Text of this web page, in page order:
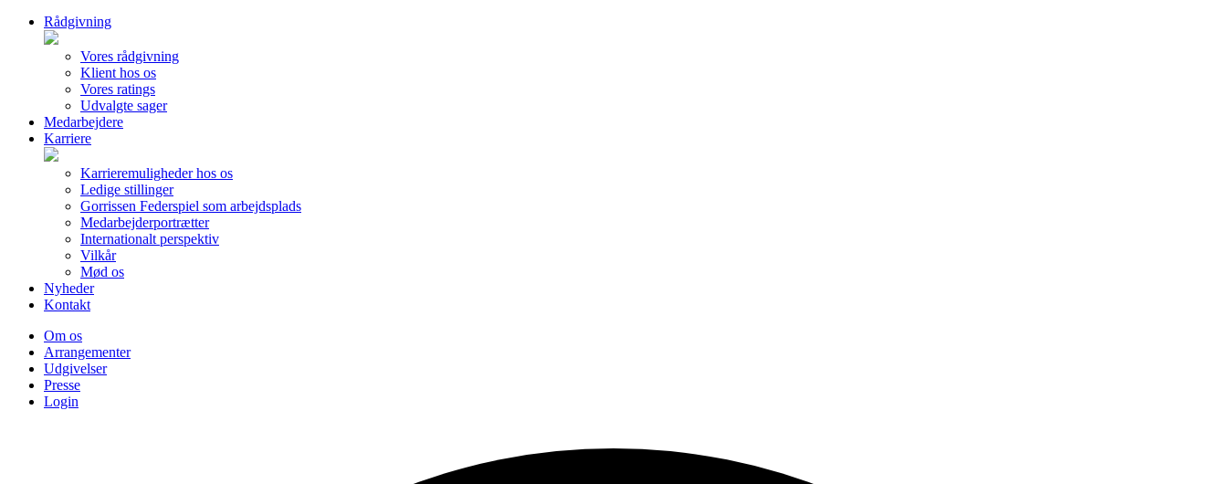
Rådgivning
Vores rådgivning
Klient hos os
Vores ratings
Udvalgte sager
Medarbejdere
Karriere
Karrieremuligheder hos os
Ledige stillinger
Gorrissen Federspiel som arbejdsplads
Medarbejderportrætter
Internationalt perspektiv
Vilkår
Mød os
Nyheder
Kontakt
Om os
Arrangementer
Udgivelser
Presse
Login